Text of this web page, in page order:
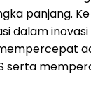
panjang. Ke
dalam
serta